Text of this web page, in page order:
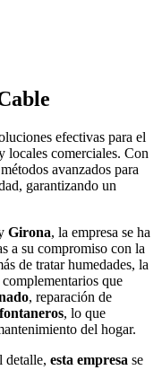
efectivas para el
locales comerciales. Con
avanzados para
garantizando un
Girona, la empresa se ha
a su compromiso con la
de tratar humedades, la
que
, reparación de
fontaneros, lo que
del hogar.
detalle, esta empresa se